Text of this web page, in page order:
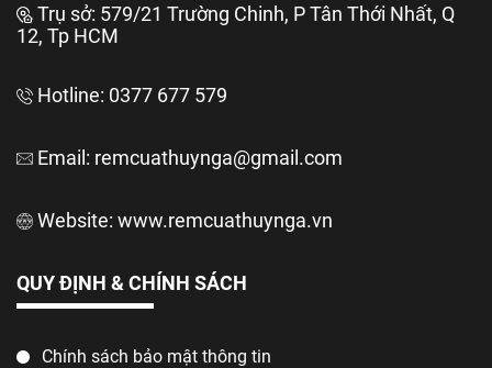
Trụ sở: 579/21 Trường Chinh, P Tân Thới Nhất, Q
12, Tp HCM
Hotline: 0377 677 579
Email: remcuathuynga@gmail.com
Website: www.remcuathuynga.vn
QUY ĐỊNH & CHÍNH SÁCH
Chính sách bảo mật thông tin